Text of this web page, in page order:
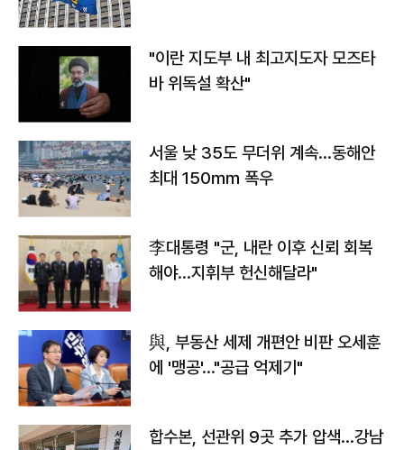
"이란 지도부 내 최고지도자 모즈타
바 위독설 확산"
서울 낮 35도 무더위 계속…동해안
최대 150㎜ 폭우
李대통령 "군, 내란 이후 신뢰 회복
해야…지휘부 헌신해달라"
與, 부동산 세제 개편안 비판 오세훈
에 '맹공'…"공급 억제기"
합수본, 선관위 9곳 추가 압색…강남